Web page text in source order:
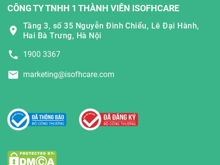
CÔNG TY TNHH 1 THÀNH VIÊN ISOFHCARE
Tầng 3, số 35 Nguyễn Đình Chiểu, Lê Đại Hành,
Hai Bà Trưng, Hà Nội
1900 3367
marketing@isofhcare.com